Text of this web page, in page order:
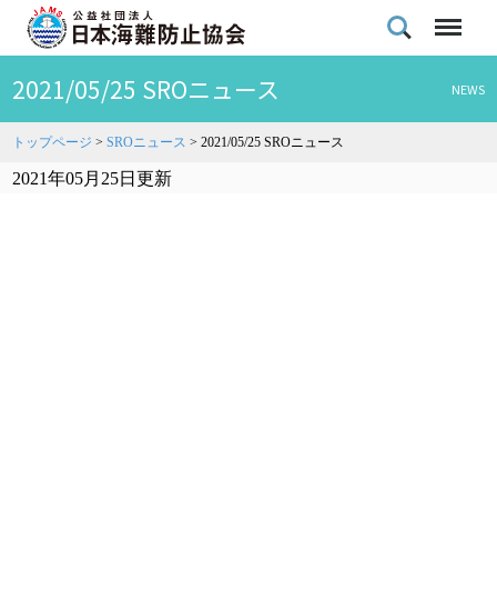
2021/05/25 SROニュース NEWS
トップページ >SROニュース >2021/05/25 SROニュース
2021年05月25日更新